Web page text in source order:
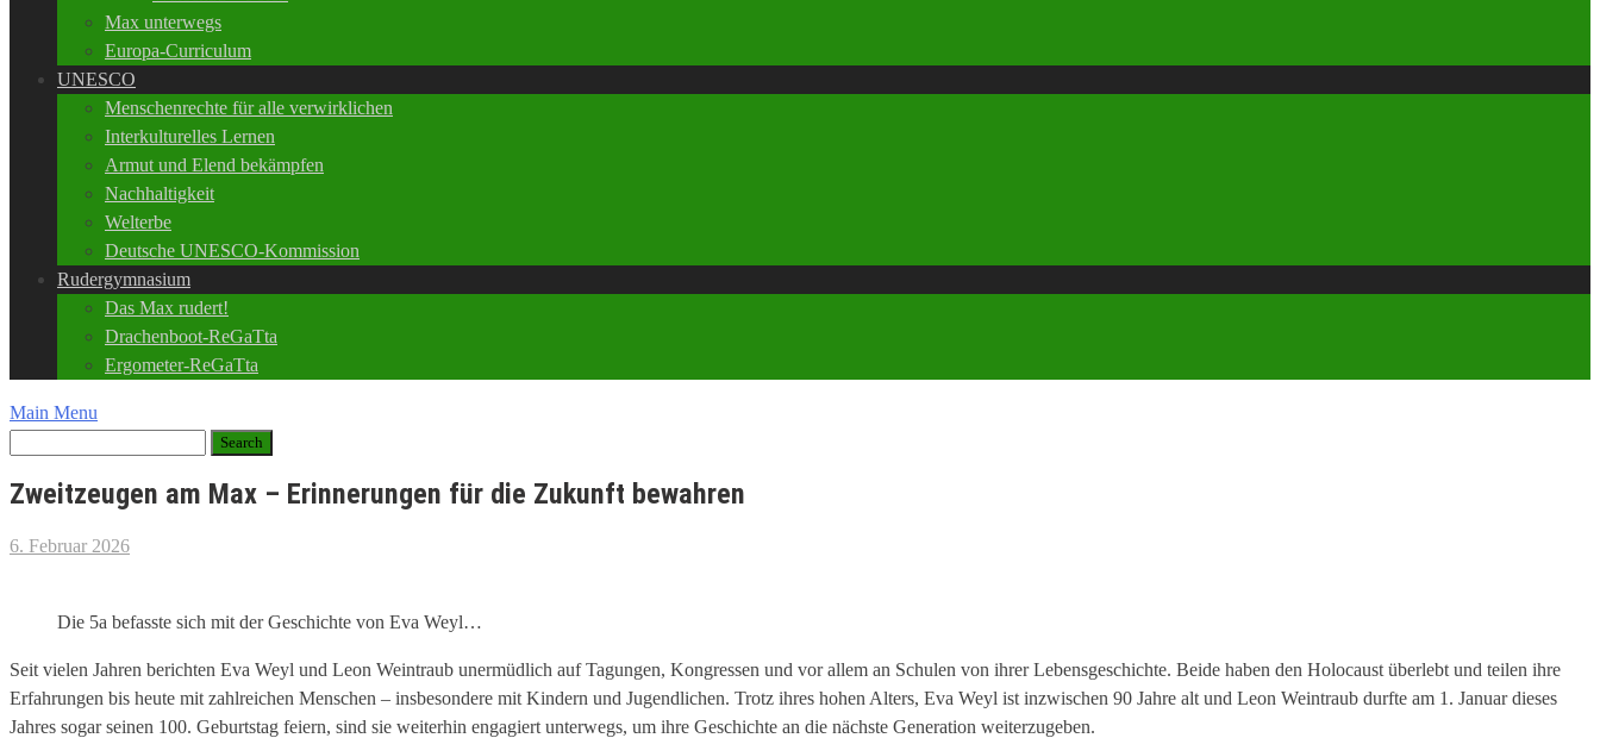
Max unterwegs
Europa-Curriculum
UNESCO
Menschenrechte für alle verwirklichen
Interkulturelles Lernen
Armut und Elend bekämpfen
Nachhaltigkeit
Welterbe
Deutsche UNESCO-Kommission
Rudergymnasium
Das Max rudert!
Drachenboot-ReGaTta
Ergometer-ReGaTta
Main Menu
Zweitzeugen am Max – Erinnerungen für die Zukunft bewahren
6. Februar 2026
Die 5a befasste sich mit der Geschichte von Eva Weyl…
Seit vielen Jahren berichten Eva Weyl und Leon Weintraub unermüdlich auf Tagungen, Kongressen und vor allem an Schulen von ihrer Lebensgeschichte. Beide haben den Holocaust überlebt und teilen ihre
Erfahrungen bis heute mit zahlreichen Menschen – insbesondere mit Kindern und Jugendlichen. Trotz ihres hohen Alters, Eva Weyl ist inzwischen 90 Jahre alt und Leon Weintraub durfte am 1. Januar dieses
Jahres sogar seinen 100. Geburtstag feiern, sind sie weiterhin engagiert unterwegs, um ihre Geschichte an die nächste Generation weiterzugeben.